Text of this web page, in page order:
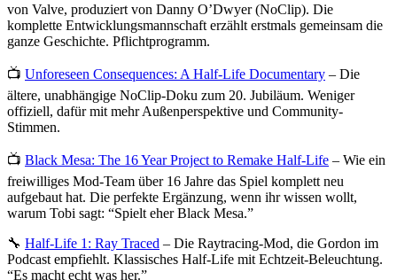
von Valve, produziert von Danny O’Dwyer (NoClip). Die
komplette Entwicklungsmannschaft erzählt erstmals gemeinsam die
ganze Geschichte. Pflichtprogramm.
📺 Unforeseen Consequences: A Half-Life Documentary – Die
ältere, unabhängige NoClip-Doku zum 20. Jubiläum. Weniger
offiziell, dafür mit mehr Außenperspektive und Community-
Stimmen.
📺 Black Mesa: The 16 Year Project to Remake Half-Life – Wie ein
freiwilliges Mod-Team über 16 Jahre das Spiel komplett neu
aufgebaut hat. Die perfekte Ergänzung, wenn ihr wissen wollt,
warum Tobi sagt: “Spielt eher Black Mesa.”
🔧 Half-Life 1: Ray Traced – Die Raytracing-Mod, die Gordon im
Podcast empfiehlt. Klassisches Half-Life mit Echtzeit-Beleuchtung.
“Es macht echt was her.”